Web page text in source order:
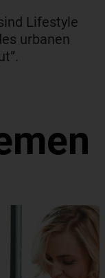
Lifestyle
urbanen